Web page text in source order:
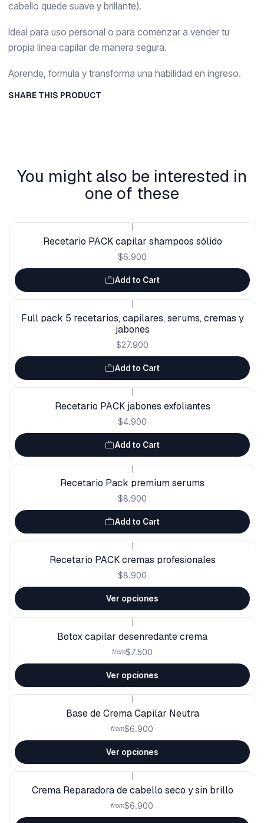
cabello quede suave y brillante).
Ideal para uso personal o para comenzar a vender tu
propia línea capilar de manera segura.
Aprende, formula y transforma una habilidad en ingreso.
SHARE THIS PRODUCT
You might also be interested in
one of these
Recetario PACK capilar shampoos sólido
$6.900
Add to Cart
Full pack 5 recetarios, capilares, serums, cremas y
jabones
$27.900
Add to Cart
Recetario PACK jabones exfoliantes
$4.900
Add to Cart
Recetario Pack premium serums
$8.900
Add to Cart
Recetario PACK cremas profesionales
$8.900
Ver opciones
Botox capilar desenredante crema
from$7.500
Ver opciones
Base de Crema Capilar Neutra
from$6.900
Ver opciones
Crema Reparadora de cabello seco y sin brillo
from$6.900